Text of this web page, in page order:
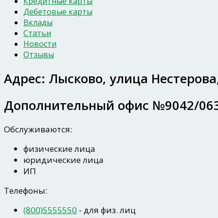
Дебетовые карты
Вклады
Статьи
Новости
Отзывы
Адрес: Лысково, улица
Дополнительный офис №9042/
Обслуживаются:
физические лица
юридические лица
ИП
Телефоны:
(800)5555550 - для физ. лиц